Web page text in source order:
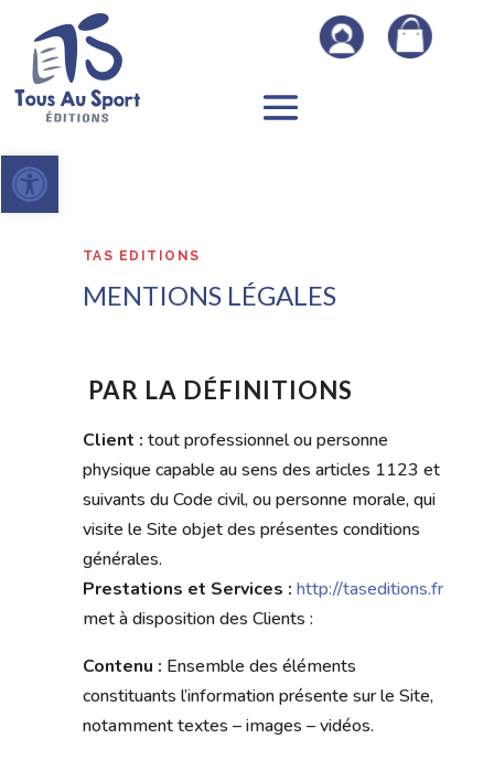
Ouvrir la barre d’outils
TAS EDITIONS
MENTIONS LÉGALES
PAR LA DÉFINITIONS
Client : tout professionnel ou personne
physique capable au sens des articles 1123 et
suivants du Code civil, ou personne morale, qui
visite le Site objet des présentes conditions
générales.
Prestations et Services : http://taseditions.fr
met à disposition des Clients :
Contenu : Ensemble des éléments
constituants l’information présente sur le Site,
notamment textes – images – vidéos.